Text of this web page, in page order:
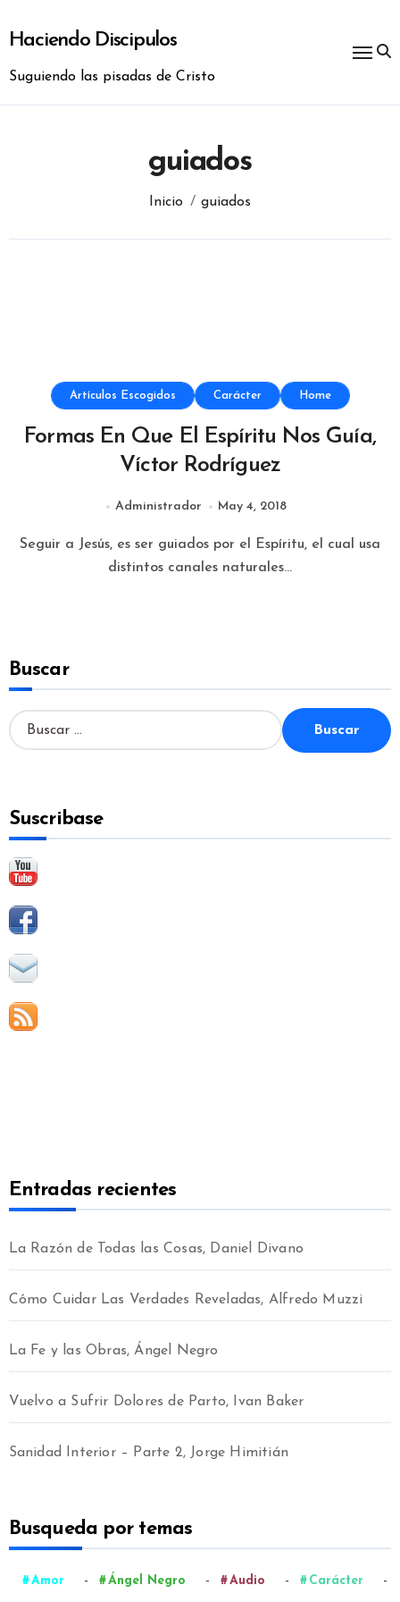
contenido
Haciendo Discipulos
Suguiendo las pisadas de Cristo
guiados
Inicio guiados
Artículos Escogidos Carácter Home
Formas En Que El Espíritu Nos Guía,
Víctor Rodríguez
Administrador May 4, 2018
Seguir a Jesús, es ser guiados por el Espíritu, el cual usa
distintos canales naturales...
Buscar
B
u
r
:
Suscribase
Entradas recientes
La Razón de Todas las Cosas, Daniel Divano
Cómo Cuidar Las Verdades Reveladas, Alfredo Muzzi
La Fe y las Obras, Ángel Negro
Vuelvo a Sufrir Dolores de Parto, Ivan Baker
Sanidad Interior – Parte 2, Jorge Himitián
Busqueda por temas
Amor - Ángel Negro - Audio - Carácter -